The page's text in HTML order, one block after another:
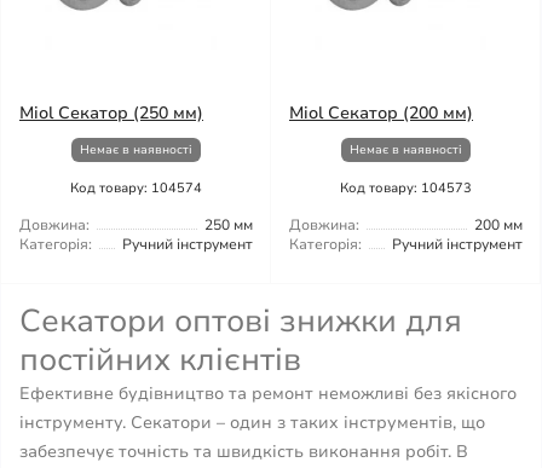
Miol Секатор (250 мм)
Немає в наявності
Код товару: 104574
Довжина:
250 мм
Категорія:
Ручний інструмент
Miol Секатор (200 мм)
Немає в наявності
Код товару: 104573
Довжина:
200 мм
Категорія:
Ручний інструмент
Секатори оптові знижки для
постійних клієнтів
Ефективне будівництво та ремонт неможливі без якісного
інструменту. Секатори – один з таких інструментів, що
забезпечує точність та швидкість виконання робіт. В